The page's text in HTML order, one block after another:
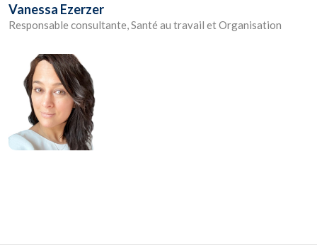
Vanessa Ezerzer
Responsable consultante, Santé au travail et Organisation